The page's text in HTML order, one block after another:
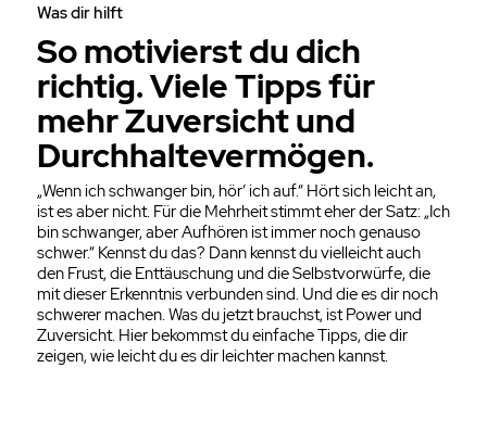
So motivierst du dich
richtig. Viele Tipps für
mehr Zuversicht und
Durchhalte­vermögen.
„Wenn ich schwanger bin, hör’ ich auf.“ Hört sich leicht an,
ist es aber nicht. Für die Mehrheit stimmt eher der Satz: „Ich
bin schwanger, aber Aufhören ist immer noch genauso
schwer.“ Kennst du das? Dann kennst du vielleicht auch
den Frust, die Enttäuschung und die Selbstvorwürfe, die
mit dieser Erkenntnis verbunden sind. Und die es dir noch
schwerer machen. Was du jetzt brauchst, ist Power und
Zuversicht. Hier bekommst du einfache Tipps, die dir
zeigen, wie leicht du es dir leichter machen kannst.
Was dir hilft